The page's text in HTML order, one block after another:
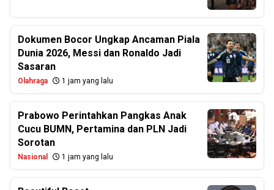
Dokumen Bocor Ungkap Ancaman Piala
Dunia 2026, Messi dan Ronaldo Jadi
Sasaran
Olahraga 1 jam yang lalu
Prabowo Perintahkan Pangkas Anak
Cucu BUMN, Pertamina dan PLN Jadi
Sorotan
Nasional 1 jam yang lalu